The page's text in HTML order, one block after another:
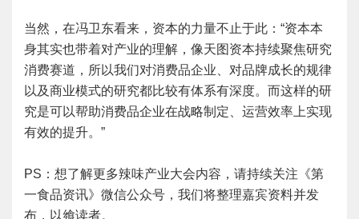
当然，在冯卫东看来，资本的力量不止于此：“资本本
身其实也带着对产业的理解，像天图资本持续聚焦研究
消费赛道，所以我们对消费品企业、对品牌成长的规律
以及商业模式的研究都比较有体系有深度。而这样的研
究是可以帮助消费品企业在战略制定、运营效率上实现
有效的提升。”
PS：想了解更多辣味产业大会内容，请持续关注《第
一食品资讯》微信公众号，我们将整理嘉宾资料并发
布，以飨读者。